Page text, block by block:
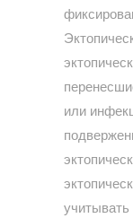
или